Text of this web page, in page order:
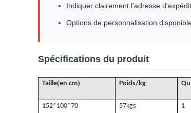
Indiquer clairement l'adresse
Options de personnalisation
Spécifications du produit
Taille(en cm) Poids/kg
152*100*70 57kgs 1